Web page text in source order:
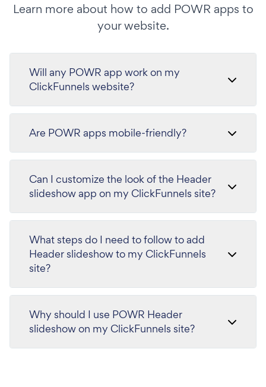
Learn more about how to add POWR apps to
your website.
Will any POWR app work on my
ClickFunnels website?
Are POWR apps mobile-friendly?
Can I customize the look of the Header
slideshow app on my ClickFunnels site?
What steps do I need to follow to add
Header slideshow to my ClickFunnels
site?
Why should I use POWR Header
slideshow on my ClickFunnels site?